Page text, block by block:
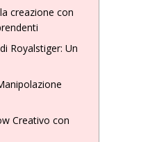
creazione con
Royalstiger: Un
Creativo con